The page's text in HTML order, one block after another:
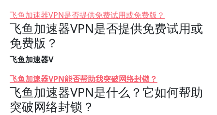
飞鱼加速器VPN是否提供免费试用或免费版？
飞鱼加速器VPN是否提供免费试用或
免费版？
飞鱼加速器V
飞鱼加速器VPN能否帮助我突破网络封锁？
飞鱼加速器VPN是什么？它如何帮助
突破网络封锁？